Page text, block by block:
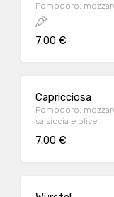
Pomodoro,
7.00 €
Capricciosa
Pomodoro,
salsiccia e olive
7.00 €